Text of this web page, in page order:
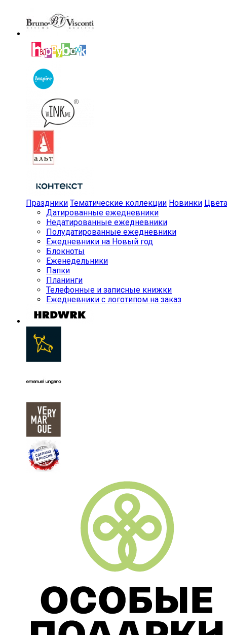
Праздники Тематические коллекции Новинки Цвета
Датированные ежедневники
Недатированные ежедневники
Полудатированные ежедневники
Ежедневники на Новый год
Блокноты
Еженедельники
Папки
Планинги
Телефонные и записные книжки
Ежедневники с логотипом на заказ